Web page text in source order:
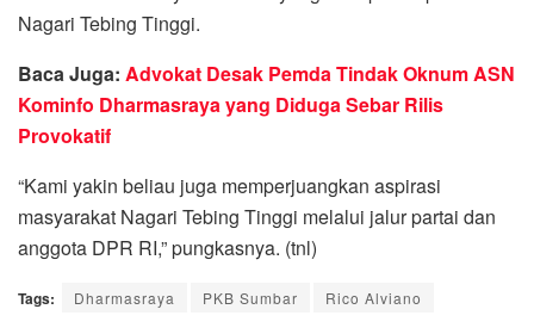
Nagari Tebing Tinggi.
Baca Juga: Advokat Desak Pemda Tindak Oknum ASN
Kominfo Dharmasraya yang Diduga Sebar Rilis
Provokatif
“Kami yakin beliau juga memperjuangkan aspirasi
masyarakat Nagari Tebing Tinggi melalui jalur partai dan
anggota DPR RI,” pungkasnya. (tnl)
Tags: Dharmasraya PKB Sumbar Rico Alviano